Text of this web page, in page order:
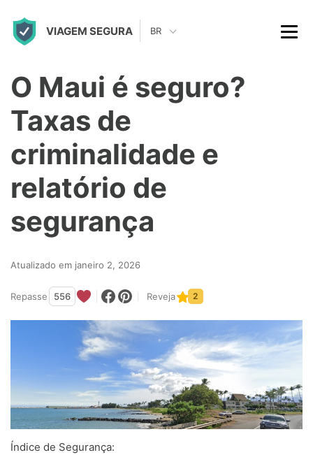
VIAGEM SEGURA BR
O Maui é seguro?
Taxas de
criminalidade e
relatório de
segurança
Atualizado em janeiro 2, 2026
Repasse 556 Reveja 2
Índice de Segurança: